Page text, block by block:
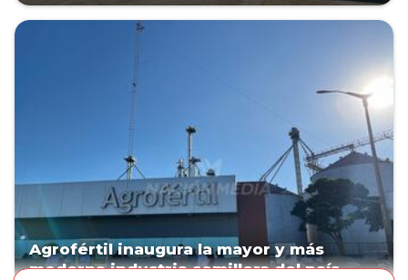
Agrofértil inaugura la mayor y más
moderna industria semillera del país